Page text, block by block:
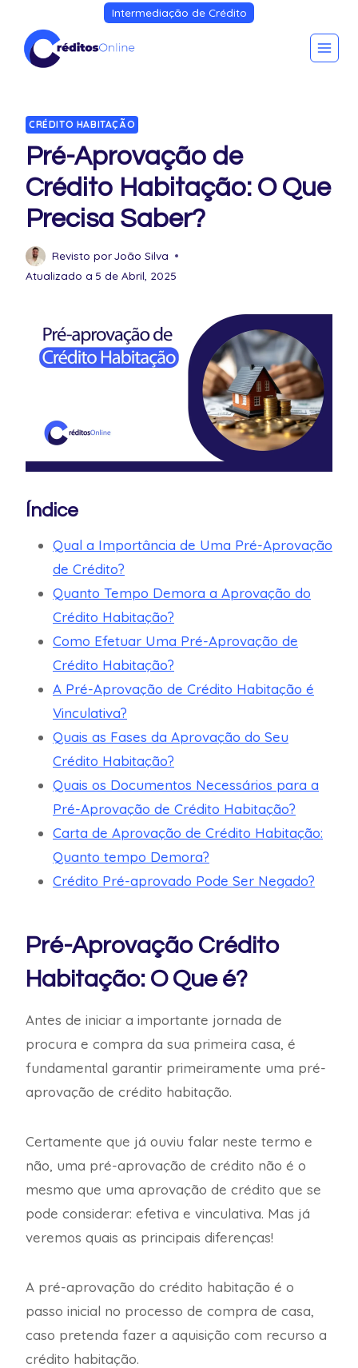
Intermediação de Crédito
CRÉDITO HABITAÇÃO
Pré-Aprovação de
Crédito Habitação: O Que
Precisa Saber?
Revisto porJoão Silva
Atualizado a 5 de Abril, 2025
Índice
Qual a Importância de Uma Pré-Aprovação
de Crédito?
Quanto Tempo Demora a Aprovação do
Crédito Habitação?
Como Efetuar Uma Pré-Aprovação de
Crédito Habitação?
A Pré-Aprovação de Crédito Habitação é
Vinculativa?
Quais as Fases da Aprovação do Seu
Crédito Habitação?
Quais os Documentos Necessários para a
Pré-Aprovação de Crédito Habitação?
Carta de Aprovação de Crédito Habitação:
Quanto tempo Demora?
Crédito Pré-aprovado Pode Ser Negado?
Pré-Aprovação Crédito
Habitação: O Que é?
Antes de iniciar a importante jornada de
procura e compra da sua primeira casa, é
fundamental garantir primeiramente uma pré-
aprovação de crédito habitação.
Certamente que já ouviu falar neste termo e
não, uma pré-aprovação de crédito não é o
mesmo que uma aprovação de crédito que se
pode considerar: efetiva e vinculativa. Mas já
veremos quais as principais diferenças!
A pré-aprovação do crédito habitação é o
passo inicial no processo de compra de casa,
caso pretenda fazer a aquisição com recurso a
crédito habitação.